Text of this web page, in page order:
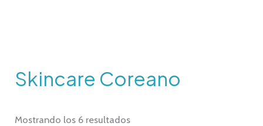
Skincare Coreano
Mostrando los 6 resultados